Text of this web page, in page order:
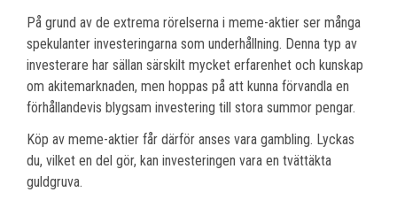
På grund av de extrema rörelserna i meme-aktier ser många
spekulanter investeringarna som underhållning. Denna typ av
investerare har sällan särskilt mycket erfarenhet och kunskap
om akitemarknaden, men hoppas på att kunna förvandla en
förhållandevis blygsam investering till stora summor pengar.
Köp av meme-aktier får därför anses vara gambling. Lyckas
du, vilket en del gör, kan investeringen vara en tvättäkta
guldgruva.